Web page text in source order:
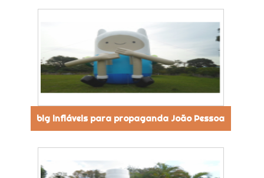
big infláveis para propaganda João Pessoa